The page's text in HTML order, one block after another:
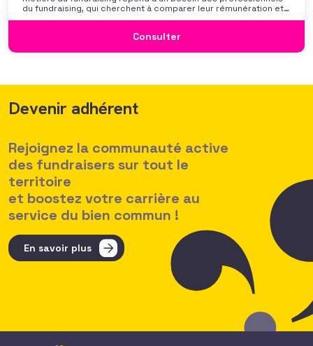
du fundraising, qui cherchent à comparer leur rémunération et à
se positionner. Elle répond également à une préoccupation
des politiques salariales comme un enjeu majeur,
Consulter
Devenir adhérent
Rejoignez la communauté active
des fundraisers sur tout le
territoire
et boostez votre carrière au
service du bien commun !
En savoir plus